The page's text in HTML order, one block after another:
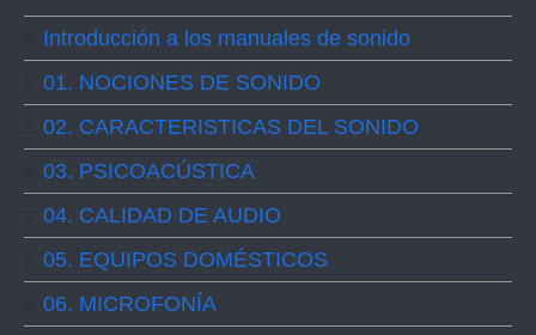
Introducción a los manuales de sonido
01. NOCIONES DE SONIDO
02. CARACTERISTICAS DEL SONIDO
03. PSICOACÚSTICA
04. CALIDAD DE AUDIO
05. EQUIPOS DOMÉSTICOS
06. MICROFONÍA